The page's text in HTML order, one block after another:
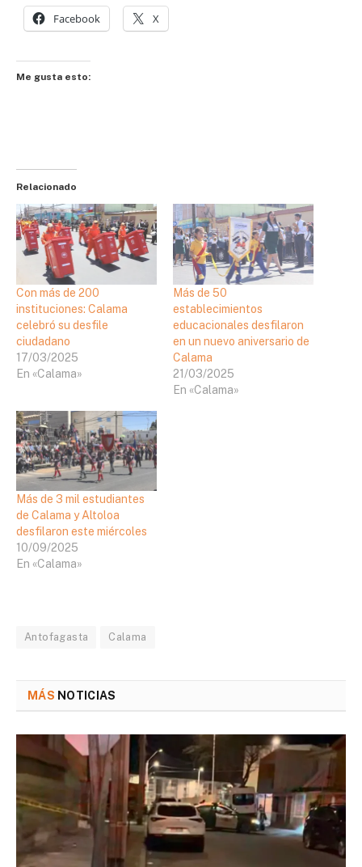
Facebook X
Me gusta esto:
Relacionado
Con más de 200
instituciones: Calama
celebró su desfile
ciudadano
17/03/2025
En «Calama»
Más de 50
establecimientos
educacionales desfilaron
en un nuevo aniversario de
Calama
21/03/2025
En «Calama»
Más de 3 mil estudiantes
de Calama y Altoloa
desfilaron este miércoles
10/09/2025
En «Calama»
Antofagasta Calama
MÁS NOTICIAS